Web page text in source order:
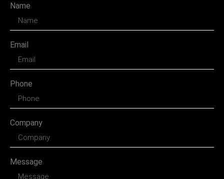
Name
Email
Phone
Company
Message